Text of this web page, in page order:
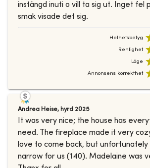
instängd inuti o vill ta sig ut. Inget fel
smak visade det sig.
Helhetsbetyg
Renlighet
Läge
Annonsens korrekthet
Andrea Heise, hyrd 2025
It was very nice; the house has
need. The fireplace made it very
love to come back, but
narrow for us (140). Madelaine was